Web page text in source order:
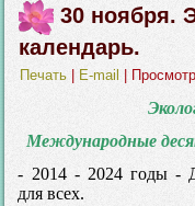
30 ноября.
календарь.
Печать E-mail |
Международные
- 2014 - 2024 годы -
для всех.